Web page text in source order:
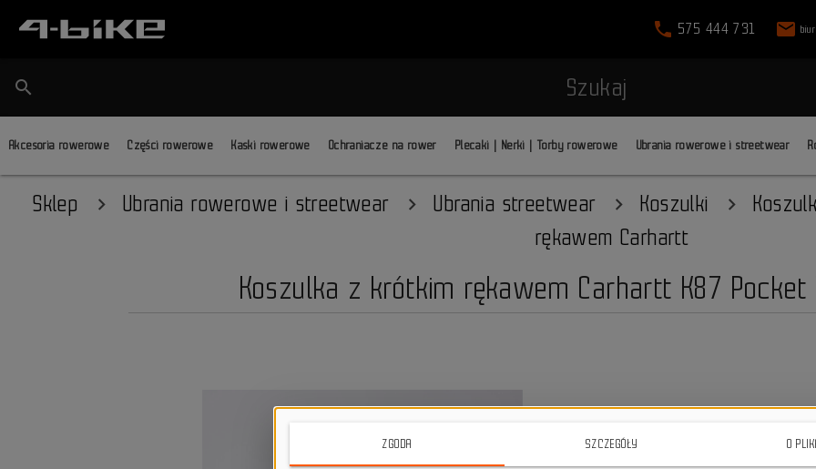
phone 575 444 731 mail
search Szukaj
Akcesoria rowerowe Części rowerowe Kaski rowerowe Ochraniacze na rower Plecaki | Nerki | Torby rowerowe Ubrania rowerowe i streetwear
Sklep Ubrania rowerowe i streetwear Ubrania streetwear Koszulki
rękawem Carhartt
Koszulka z krótkim rękawem Carhartt K87
Koszulka Carhartt Heavyweight
codzienna, która łączy w sobie
do pracy, jak i na co dzień, dzięki
ZGODA SZCZEGÓŁY O